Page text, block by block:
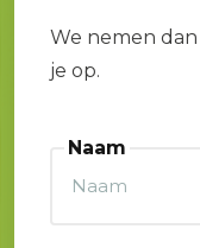
We nemen
je op.
Naam